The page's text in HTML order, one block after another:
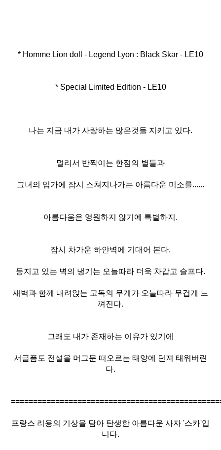
* Homme Lion doll - Legend Lyon : Black Skar - LE10
* Special Limited Edition - LE10
나는 지금 내가 사랑하는 많은것들 지키고 있다.
멀리서 반짝이는 한점의 별들과
그녀의 입가에 잠시 스쳐지나가는 아름다운 미소를......
아름다움은 영원하지 않기에 특별하지.
잠시 차가운 하얀벽에 기대어 본다.
등지고 있는 벽의 냉기는 오늘따라 더욱 차갑고 슬프다.
새벽과 함께 내려앉는 고독의 무게가 오늘따라 무겁게 느
껴진다.
그래도 내가 존재하는 이유가 있기에
서글픔도 전설을 머그문 떠오르는 태양에 던져 태워버린
다.
프랑스 리용의 기상을 담아 탄생한 아름다운 사자 '스카'입
니다.